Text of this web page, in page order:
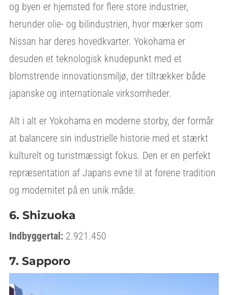
og byen er hjemsted for flere store industrier,
herunder olie- og bilindustrien, hvor mærker som
Nissan har deres hovedkvarter. Yokohama er
desuden et teknologisk knudepunkt med et
blomstrende innovationsmiljø, der tiltrækker både
japanske og internationale virksomheder.
Alt i alt er Yokohama en moderne storby, der formår
at balancere sin industrielle historie med et stærkt
kulturelt og turistmæssigt fokus. Den er en perfekt
repræsentation af Japans evne til at forene tradition
og modernitet på en unik måde.
6. Shizuoka
Indbyggertal:2.921.450
7. Sapporo